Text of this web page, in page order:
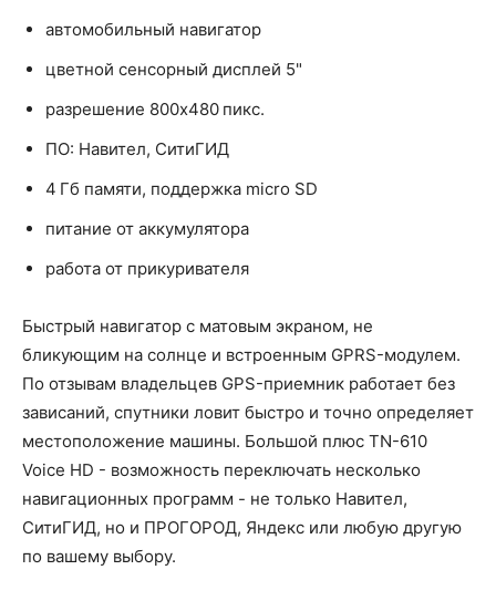
автомобильный навигатор
цветной сенсорный дисплей 5"
разрешение 800x480 пикс.
ПО: Навител, СитиГИД
4 Гб памяти, поддержка micro SD
питание от аккумулятора
работа от прикуривателя
Быстрый навигатор с матовым экраном, не
бликующим на солнце и встроенным GPRS-модулем.
По отзывам владельцев GPS-приемник работает без
зависаний, спутники ловит быстро и точно определяет
местоположение машины. Большой плюс TN-610
Voice HD - возможность переключать несколько
навигационных программ - не только Навител,
СитиГИД, но и ПРОГОРОД, Яндекс или любую другую
по вашему выбору.